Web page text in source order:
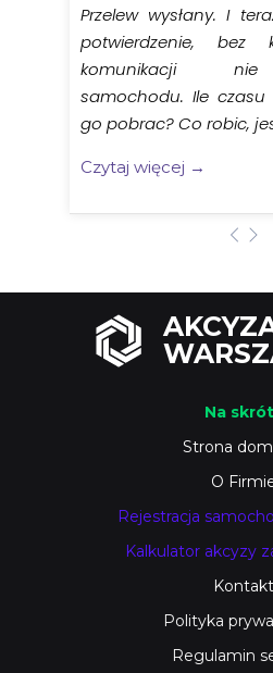
Na
Strona
O
Rejestracja
Kalkulator akcyzy
Kontakt
Polityka
Regulamin
Przelew wysłany. I
potwierdzenie, bez
komunikacji nie
samochodu. Ile czasu
go pobrac? Co robic,
Czytaj więcej →